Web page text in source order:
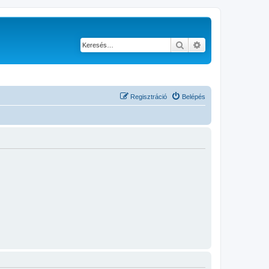
Keresés
Belépés
Regisztráció